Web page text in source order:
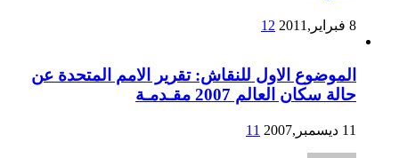
8 فبراير,2011 12
الموضوع الاول للنقاش: تقرير الامم المتحدة عن
حالة سكان العالم 2007 مقـدمـة
11 ديسمبر,2007 11